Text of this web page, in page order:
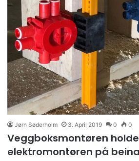
Jørn Søderholm 3. April 2019 0 0
Veggboksmontøren
elektromontøren på beina